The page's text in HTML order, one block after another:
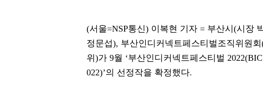
(서울=NSP통신) 이복현 기자 = 부산시(시장
정문섭), 부산인디커넥트페스티벌조직위원
위)가 9월 ‘부산인디커넥트페스티벌
022)’의 선정작을 확정했다.